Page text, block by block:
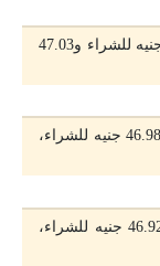
وسجل سعر الدولار في بنك البركة نحو 46.93 جنيه للشراء و47.03
ووصل سعر الدولار في بنك قناة السويس إلى 46.98 جنيه للشراء،
وحقق سعر الدولار في كريدي أجريكول نحو 46.92 جنيه للشراء،